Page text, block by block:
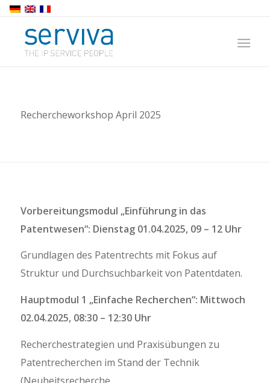
Rechercheworkshop April 2025
Vorbereitungsmodul „Einführung in das
Patentwesen“: Dienstag 01.04.2025, 09 – 12 Uhr
Grundlagen des Patentrechts mit Fokus auf
Struktur und Durchsuchbarkeit von Patentdaten.
Hauptmodul 1 „Einfache Recherchen“: Mittwoch
02.04.2025, 08:30 – 12:30 Uhr
Recherchestrategien und Praxisübungen zu
Patentrecherchen im Stand der Technik
(Neuheitsrecherche,